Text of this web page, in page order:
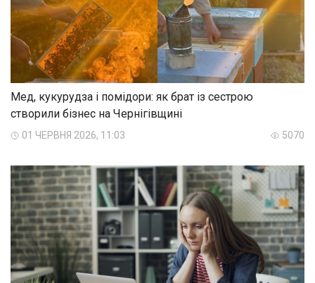
Мед, кукурудза і помідори: як брат із сестрою
створили бізнес на Чернігівщині
01 ЧЕРВНЯ 2026, 11:03 5070